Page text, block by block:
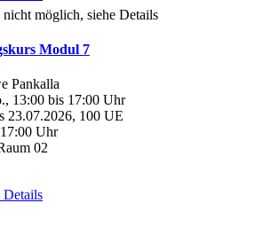
möglich, siehe Details
Modul 7
Pankalla
13:00 bis 17:00 Uhr
23.07.2026, 100 UE
Uhr
02
Details